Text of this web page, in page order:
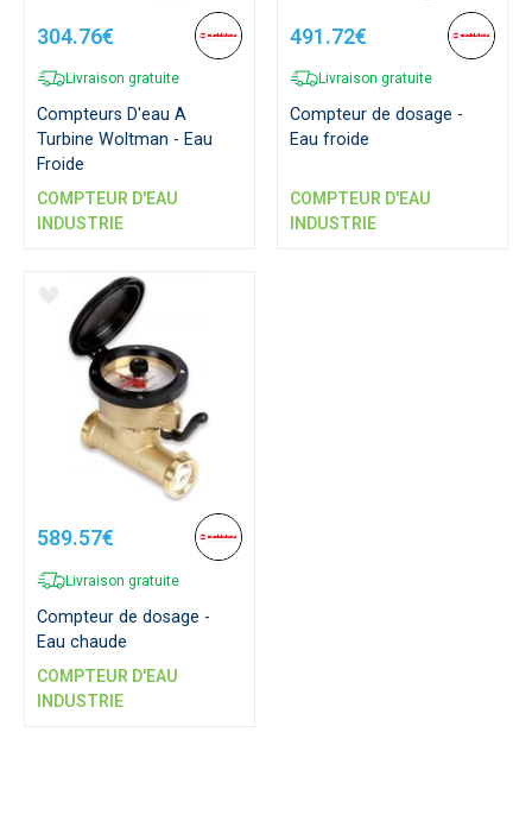
304.76€
Livraison gratuite
Compteurs D'eau A
Turbine Woltman - Eau
Froide
COMPTEUR D'EAU
INDUSTRIE
491.72€
Livraison gratuite
Compteur de dosage -
Eau froide
COMPTEUR D'EAU
INDUSTRIE
589.57€
Livraison gratuite
Compteur de dosage -
Eau chaude
COMPTEUR D'EAU
INDUSTRIE